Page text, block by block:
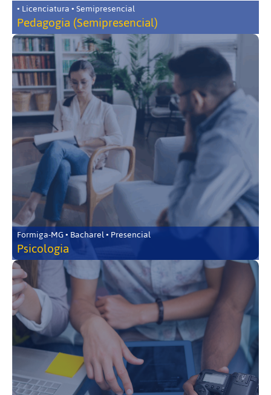
• Licenciatura • Semipresencial
Pedagogia (Semipresencial)
Formiga-MG • Bacharel • Presencial
Psicologia